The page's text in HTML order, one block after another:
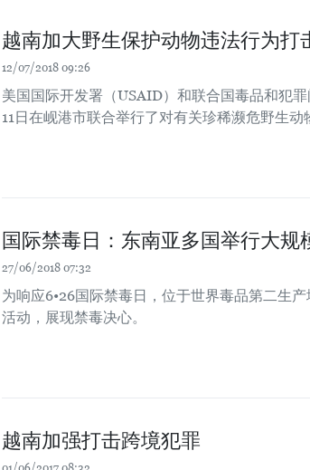
越南加大野生保护动物违法行为打
12/07/2018 09:26
美国国际开发署（USAID）和联合国毒品和犯
11日在岘港市联合举行了对有关珍稀濒危野生动
国际禁毒日：东南亚多国举行大
27/06/2018 07:32
为响应6•26国际禁毒日，位于世界毒品第二生
活动，展现禁毒决心。
越南加强打击跨境犯罪